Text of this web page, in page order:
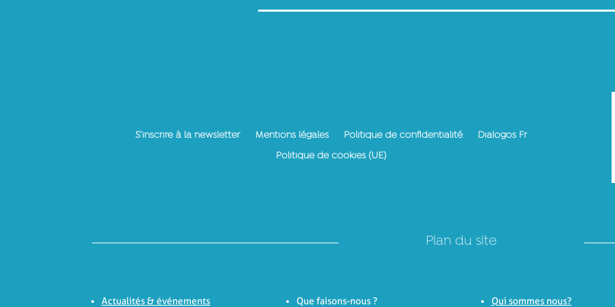
S’inscrire à la newsletter Mentions légales Politique de confidentialité
Dialogos Fr
Politique de cookies (UE)
Plan du site
Actualités & événements Que faisons-nous ? Qui sommes nous?